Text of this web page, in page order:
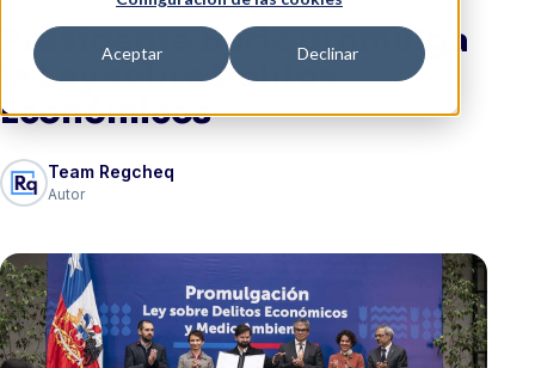
Aceptar Declinar
Presidente Boric promulga
la Ley sobre Delitos
Económicos
Team Regcheq
Autor